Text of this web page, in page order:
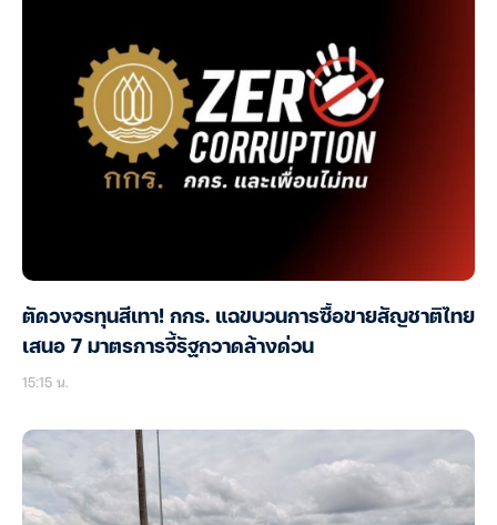
ตัดวงจรทุนสีเทา! กกร. แฉขบวนการซื้อขายสัญชาติไทย
เสนอ 7 มาตรการจี้รัฐกวาดล้างด่วน
15:15 น.